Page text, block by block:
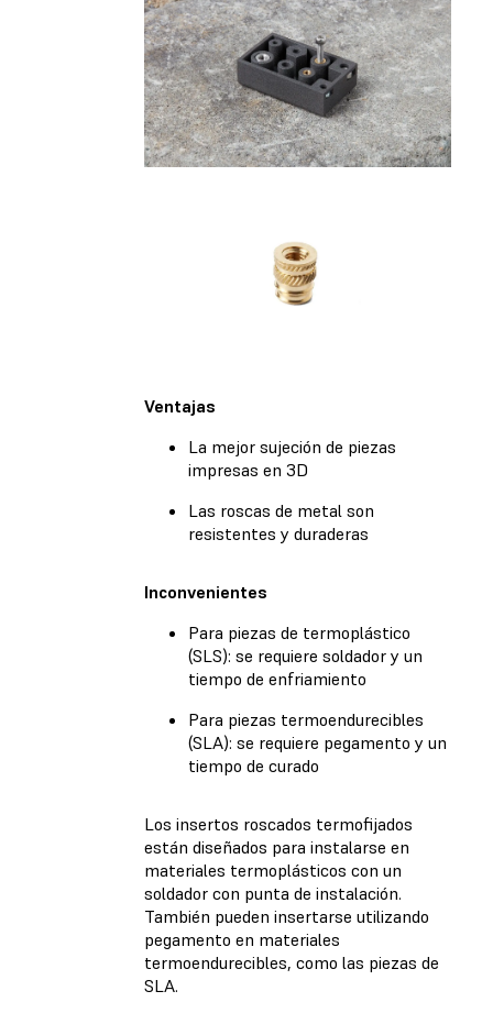
Ventajas
La mejor sujeción de piezas
impresas en 3D
Las roscas de metal son
resistentes y duraderas
Inconvenientes
Para piezas de termoplástico
(SLS): se requiere soldador y un
tiempo de enfriamiento
Para piezas termoendurecibles
(SLA): se requiere pegamento y un
tiempo de curado
Los insertos roscados termofijados
están diseñados para instalarse en
materiales termoplásticos con un
soldador con punta de instalación.
También pueden insertarse utilizando
pegamento en materiales
termoendurecibles, como las piezas de
SLA.